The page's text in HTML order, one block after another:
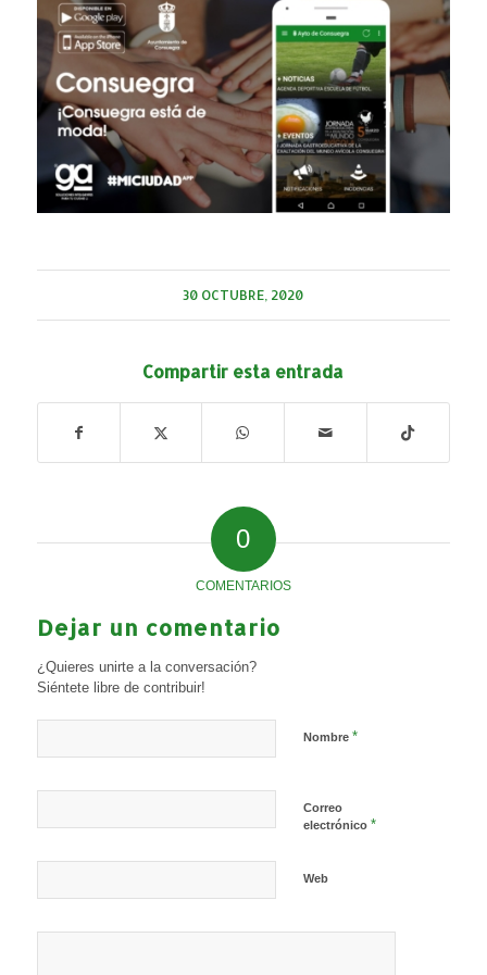
30 OCTUBRE, 2020
Compartir esta entrada
0
COMENTARIOS
Dejar un comentario
¿Quieres unirte a la conversación?
Siéntete libre de contribuir!
Nombre *
Correo
electrónico *
Web